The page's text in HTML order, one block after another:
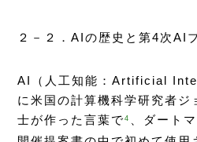
２－２．AIの歴史と第4次AI
AI（人工知能：Artificial
に米国の計算機科学研究者ジ
士が作った言葉で4
、ダート